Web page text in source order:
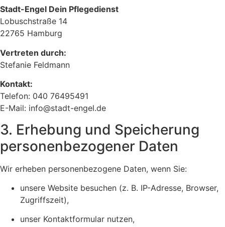
Stadt-Engel Dein Pflegedienst
Lobuschstraße 14
22765 Hamburg
Vertreten durch:
Stefanie Feldmann
Kontakt:
Telefon: 040 76495491
E-Mail: info@stadt-engel.de
3. Erhebung und Speicherung
personenbezogener Daten
Wir erheben personenbezogene Daten, wenn Sie:
unsere Website besuchen (z. B. IP-Adresse, Browser,
Zugriffszeit),
unser Kontaktformular nutzen,